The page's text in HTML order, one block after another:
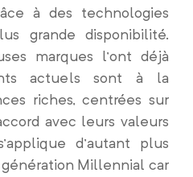
à des technologies
grande disponibilité.
marques l’ont déjà
actuels sont à la
riches, centrées sur
avec leurs valeurs
d’autant plus
Millennial car